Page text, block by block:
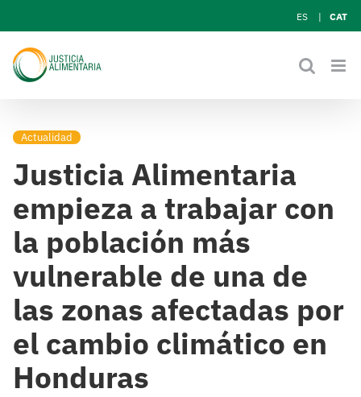
to
content
ES CAT
Actualidad
Justicia Alimentaria
empieza a trabajar con
la población más
vulnerable de una de
las zonas afectadas por
el cambio climático en
Honduras